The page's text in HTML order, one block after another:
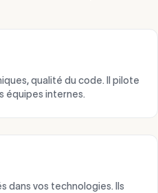
qualité du code. Il pilote
équipes internes.
dans vos technologies. Ils